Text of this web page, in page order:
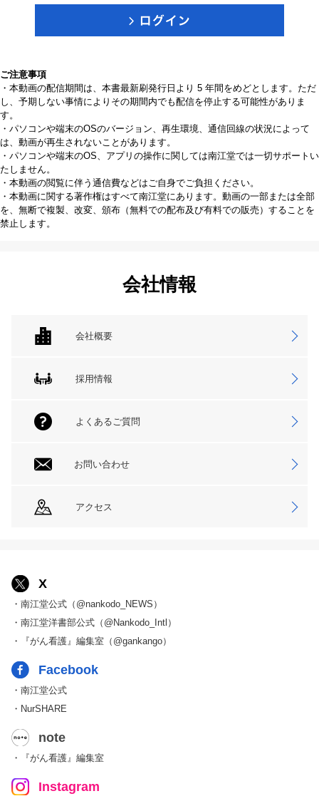
ご注意事項
・本動画の配信期間は、本書最新刷発行日より 5 年間をめどとします。ただ
し、予期しない事情によりその期間内でも配信を停止する可能性がありま
す。
・パソコンや端末のOSのバージョン、再生環境、通信回線の状況によって
は、動画が再生されないことがあります。
・パソコンや端末のOS、アプリの操作に関しては南江堂では一切サポートい
たしません。
・本動画の閲覧に伴う通信費などはご自身でご負担ください。
・本動画に関する著作権はすべて南江堂にあります。動画の一部または全部
を、無断で複製、改変、頒布（無料での配布及び有料での販売）することを
禁止します。
会社情報
会社概要
採用情報
よくあるご質問
お問い合わせ
アクセス
X
・南江堂公式（@nankodo_NEWS）
・南江堂洋書部公式（@Nankodo_Intl）
・『がん看護』編集室（@gankango）
Facebook
・南江堂公式
・NurSHARE
note
・『がん看護』編集室
Instagram